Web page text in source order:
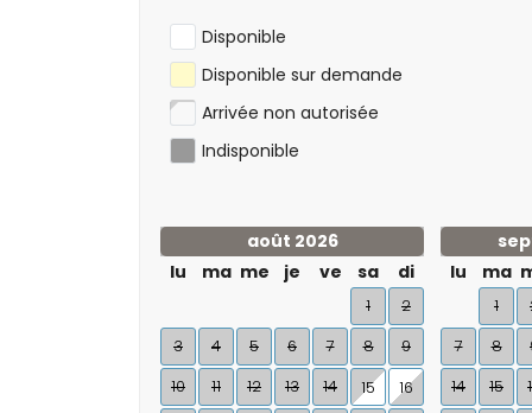
Disponible
Disponible sur demande
Arrivée non autorisée
Indisponible
août 2026
lu
ma me je ve sa di
1
2
3
4 5 6 7 8
9
10
11 12 13 14 15
16
lu
ma
1
7
8
14
15